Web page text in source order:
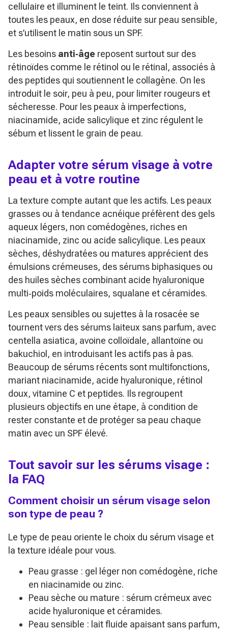
cellulaire et illuminent le teint. Ils conviennent à
toutes les peaux, en dose réduite sur peau sensible,
et s’utilisent le matin sous un SPF.
Les besoins anti‑âge reposent surtout sur des
rétinoïdes comme le rétinol ou le rétinal, associés à
des peptides qui soutiennent le collagène. On les
introduit le soir, peu à peu, pour limiter rougeurs et
sécheresse. Pour les peaux à imperfections,
niacinamide, acide salicylique et zinc régulent le
sébum et lissent le grain de peau.
Adapter votre sérum visage à votre
peau et à votre routine
La texture compte autant que les actifs. Les peaux
grasses ou à tendance acnéique préfèrent des gels
aqueux légers, non comédogènes, riches en
niacinamide, zinc ou acide salicylique. Les peaux
sèches, déshydratées ou matures apprécient des
émulsions crémeuses, des sérums biphasiques ou
des huiles sèches combinant acide hyaluronique
multi‑poids moléculaires, squalane et céramides.
Les peaux sensibles ou sujettes à la rosacée se
tournent vers des sérums laiteux sans parfum, avec
centella asiatica, avoine colloïdale, allantoïne ou
bakuchiol, en introduisant les actifs pas à pas.
Beaucoup de sérums récents sont multifonctions,
mariant niacinamide, acide hyaluronique, rétinol
doux, vitamine C et peptides. Ils regroupent
plusieurs objectifs en une étape, à condition de
rester constante et de protéger sa peau chaque
matin avec un SPF élevé.
Tout savoir sur les sérums visage :
la FAQ
Comment choisir un sérum visage selon
son type de peau ?
Le type de peau oriente le choix du sérum visage et
la texture idéale pour vous.
Peau grasse : gel léger non comédogène, riche
en niacinamide ou zinc.
Peau sèche ou mature : sérum crémeux avec
acide hyaluronique et céramides.
Peau sensible : lait fluide apaisant sans parfum,